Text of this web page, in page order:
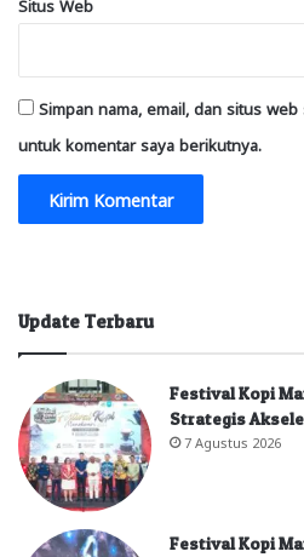
Situs Web
Simpan nama, email, dan situs
untuk komentar saya berikutnya.
Update Terbaru
Festival Kopi
Strategis
7 Agustus 2026
Festival Kopi